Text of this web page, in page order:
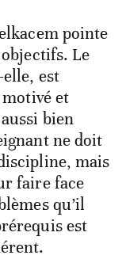
pointe
Le
est
motivé et
bien
ne doit
mais
faire face
qu’il
est